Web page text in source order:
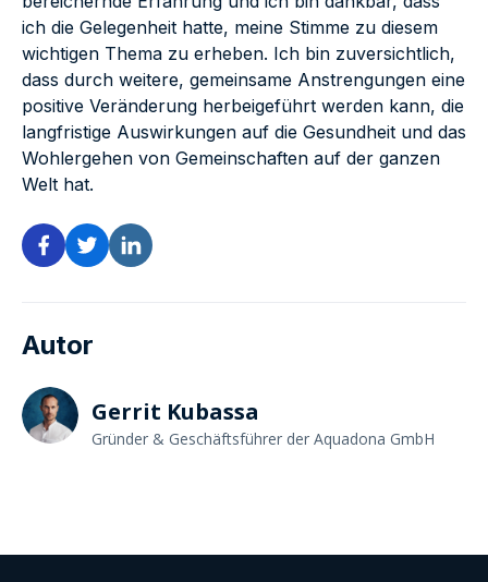
ich die Gelegenheit hatte, meine Stimme zu diesem
wichtigen Thema zu erheben. Ich bin zuversichtlich,
dass durch weitere, gemeinsame Anstrengungen eine
positive Veränderung herbeigeführt werden kann, die
langfristige Auswirkungen auf die Gesundheit und das
Wohlergehen von Gemeinschaften auf der ganzen
Welt hat.
Autor
Gerrit Kubassa
Gründer & Geschäftsführer der Aquadona GmbH